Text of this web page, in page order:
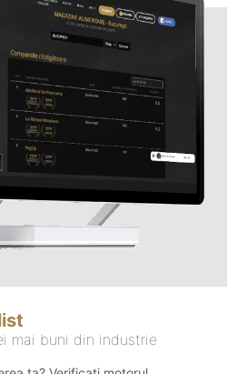
mai buni din industrie